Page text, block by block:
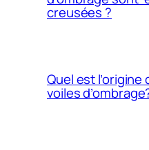
creusées ?
Quel est l’origine
voiles